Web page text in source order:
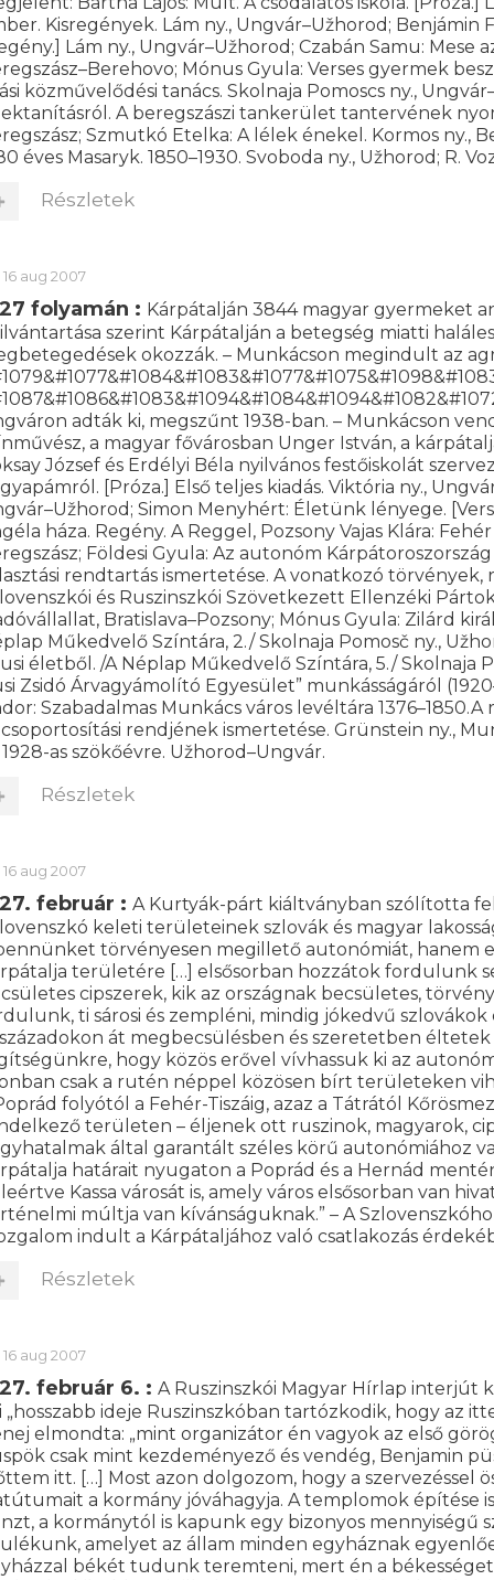
Kisregények. Lám ny., Ungvár–Užhorod; Benjámin
Lám ny., Ungvár–Užhorod; Czabán Samu:
Mónus Gyula: Verses gyermek
közművelődési tanács. Skolnaja Pomoscs ny.,
A beregszászi tankerület tantervének
Szmutkó Etelka: A lélek énekel. Kormos ny.,
éves Masaryk. 1850–1930. Svoboda ny., Užhorod; R.
Részletek
16 aug 2007
folyamán : Kárpátalján 3844 magyar gyermeket
szerint Kárpátalján a betegség miatti
okozzák. – Munkácson megindult az
adták ki, megszűnt 1938-ban. – Munkácson
a magyar fővárosban Unger István, a
József és Erdélyi Béla nyilvános festőiskolát
[Próza.] Első teljes kiadás. Viktória ny.,
Simon Menyhért: Életünk lényege.
háza. Regény. A Reggel, Pozsony Vajas Klára:
Földesi Gyula: Az autonóm
rendtartás ismertetése. A vonatkozó
és Ruszinszkói Szövetkezett Ellenzéki
Bratislava–Pozsony; Mónus Gyula: Zilárd
Műkedvelő Színtára, 2./ Skolnaja Pomosč ny.,
életből. /A Néplap Műkedvelő Színtára, 5./ Skolnaja
Zsidó Árvagyámolító Egyesület” munkásságáról
Szabadalmas Munkács város levéltára
csoportosítási rendjének ismertetése. Grünstein ny.,
as szökőévre. Užhorod–Ungvár.
Részletek
16 aug 2007
február : A Kurtyák-párt kiáltványban szólította
keleti területeinek szlovák és magyar
törvényesen megillető autonómiát, hanem
területére […] elsősorban hozzátok fordulunk
cipszerek, kik az országnak becsületes,
ti sárosi és zempléni, mindig jókedvű
át megbecsülésben és szeretetben
hogy közös erővel vívhassuk ki az
csak a rutén néppel közösen bírt területeken
folyótól a Fehér-Tiszáig, azaz a Tátrától
területen – éljenek ott ruszinok, magyarok,
által garantált széles körű autonómiához
határait nyugaton a Poprád és a Hernád
Kassa városát is, amely város elsősorban van
múltja van kívánságuknak.” – A
indult a Kárpátaljához való csatlakozás
Részletek
16 aug 2007
február 6. : A Ruszinszkói Magyar Hírlap interjút
„hosszabb ideje Ruszinszkóban tartózkodik, hogy az
elmondta: „mint organizátor én vagyok az első
csak mint kezdeményező és vendég, Benjamin
itt. […] Most azon dolgozom, hogy a szervezéssel
a kormány jóváhagyja. A templomok építése
a kormánytól is kapunk egy bizonyos mennyiségű
amelyet az állam minden egyháznak
békét tudunk teremteni, mert én a